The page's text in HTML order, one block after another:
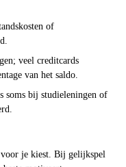
of
veel creditcards
van het saldo.
soms bij studieleningen of
je kiest. Bij gelijkspel